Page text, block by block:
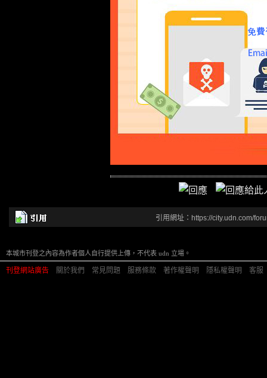
引用網址：https://city.udn.com/
本城市刊登之內容為作者個人自行提供上傳，不代表 udn 立場。
刊登網站廣告 關於我們 常見問題 服務條款 著作權聲明 隱私權聲明 客服